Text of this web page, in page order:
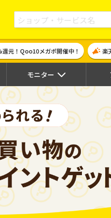
貯めて現金やギフト券に交換できるポイ
還元！Qoo10メガポ開催中！ 楽
モニター